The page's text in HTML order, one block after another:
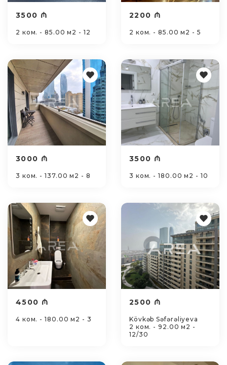
3500 ₼
2 ком. - 85.00 м2 - 12
2200 ₼
2 ком. - 85.00 м2 - 5
3000 ₼
3 ком. - 137.00 м2 - 8
3500 ₼
3 ком. - 180.00 м2 - 10
4500 ₼
4 ком. - 180.00 м2 - 3
2500 ₼
Kövkəb Səfərəliyeva
2 ком. - 92.00 м2 -
12/30